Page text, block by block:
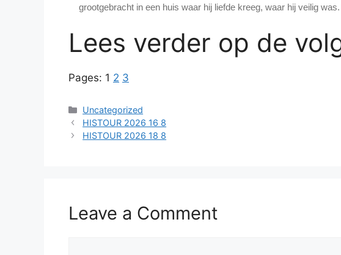
grootgebracht in een huis waar hij liefde kreeg, waar hij veilig
Lees verder op de
Pages: 1 2 3
Categories
Uncategorized
HISTOUR 2026 16 8
HISTOUR 2026 18 8
Leave a Comment